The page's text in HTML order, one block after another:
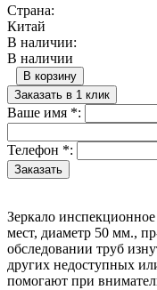
Страна:
Китай
В наличии:
В наличии
В корзину
Заказать в 1 клик
Ваше имя *:
Телефон *:
Зеркало
мест, диаметр 50 мм.,
обследовании труб
других недоступных
помогают при